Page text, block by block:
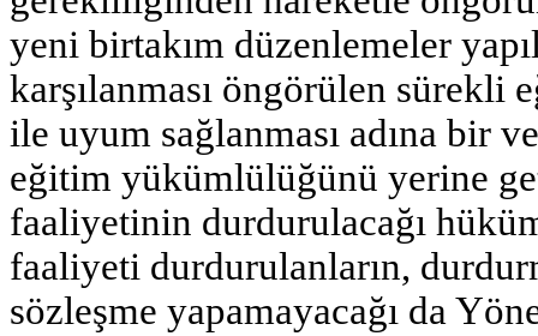
yeni birtakım düzenlemeler
karşılanması öngörülen
ile uyum sağlanması adına bir
eğitim yükümlülüğünü yerine
faaliyetinin durdurulacağı
faaliyeti durdurulanların,
sözleşme yapamayacağı da